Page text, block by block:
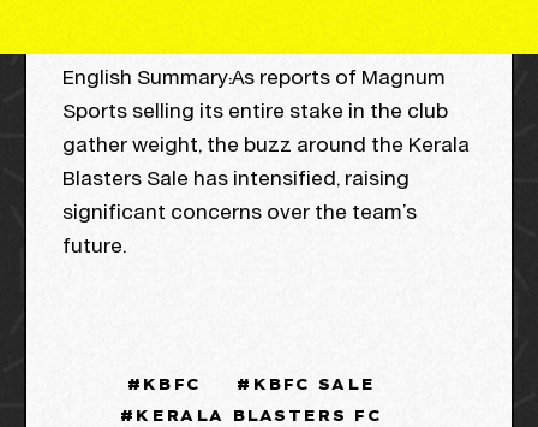
English Summary:As reports of Magnum
Sports selling its entire stake in the club
gather weight, the buzz around the Kerala
Blasters Sale has intensified, raising
significant concerns over the team’s
future.
KBFC
KBFC SALE
KERALA BLASTERS FC